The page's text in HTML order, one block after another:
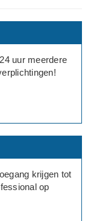
jaar gevolgd
uur meerdere
krijgen tot
op